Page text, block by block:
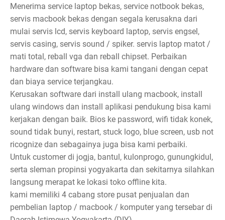
Menerima service laptop bekas, service notbook bekas,
servis macbook bekas dengan segala kerusakna dari
mulai servis lcd, servis keyboard laptop, servis engsel,
servis casing, servis sound / spiker. servis laptop matot /
mati total, reball vga dan reball chipset. Perbaikan
hardware dan software bisa kami tangani dengan cepat
dan biaya service terjangkau.
Kerusakan software dari install ulang macbook, install
ulang windows dan install aplikasi pendukung bisa kami
kerjakan dengan baik. Bios ke password, wifi tidak konek,
sound tidak bunyi, restart, stuck logo, blue screen, usb not
ricognize dan sebagainya juga bisa kami perbaiki.
Untuk customer di jogja, bantul, kulonprogo, gunungkidul,
serta sleman propinsi yogyakarta dan sekitarnya silahkan
langsung merapat ke lokasi toko offline kita.
kami memiliki 4 cabang store pusat penjualan dan
pembelian laptop / macbook / komputer yang tersebar di